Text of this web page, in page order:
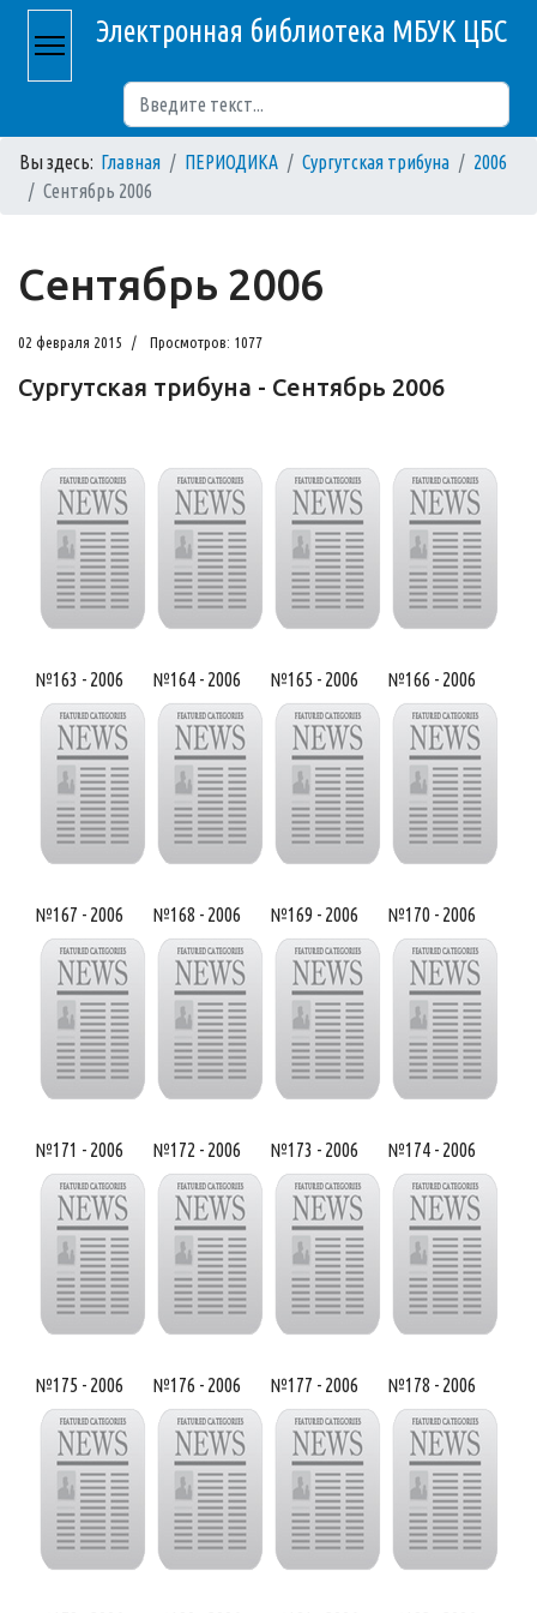
Электронная библиотека МБУК ЦБС
Вы здесь: Главная ПЕРИОДИКА Сургутская трибуна
2006
Сентябрь 2006
Сентябрь 2006
02 февраля 2015 Просмотров: 1077
Сургутская трибуна - Сентябрь 2006
№163 - 2006 №164 - 2006 №165 - 2006 №166 - 2006
№167 - 2006 №168 - 2006 №169 - 2006 №170 - 2006
№171 - 2006 №172 - 2006 №173 - 2006 №174 - 2006
№175 - 2006 №176 - 2006 №177 - 2006 №178 - 2006